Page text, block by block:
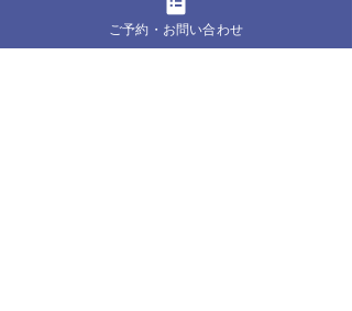
Pilates Studio
ご予約・お問い合わせ